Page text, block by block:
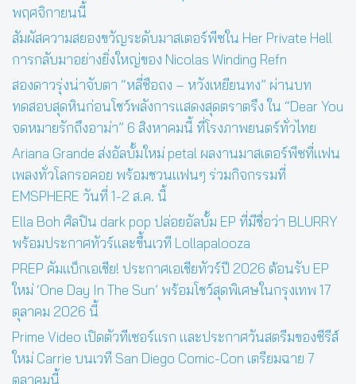
พฤศจิกายนนี้
สัมผัสความสยองขวัญระดับมาสเตอร์พีซใน Her Private Hell
การกลับมาอย่างยิ่งใหญ่ของ Nicolas Winding Refn
สองดาวรุ่งน่าจับตา “หลี่ซือถง – หวังเหยียนทง” ผ่านบท
ทดสอบสุดหินก่อนโชว์พลังการแสดงสุดตราตรึง ใน “Dear You
จดหมายรักถึงอาม่า” 6 สิงหาคมนี้ ที่โรงภาพยนตร์ทั่วไทย
Ariana Grande ส่งอัลบั้มใหม่ petal ผลงานมาสเตอร์พีซที่แฟน
เพลงทั่วโลกรอคอย พร้อมชวนแฟนๆ ร่วมกิจกรรมที่
EMSPHERE วันที่ 1-2 ส.ค. นี้
Ella Boh ศิลปิน dark pop ปล่อยอัลบั้ม EP ที่มีชื่อว่า BLURRY
พร้อมประกาศทัวร์และขึ้นเวที Lollapalooza
PREP คัมแบ็กเอเชีย! ประกาศเอเชียทัวร์ปี 2026 ต้อนรับ EP
ใหม่ ‘One Day In The Sun’ พร้อมโชว์สุดพิเศษในกรุงเทพ 17
ตุลาคม 2026 นี้
Prime Video เปิดตัวทีเซอร์แรก และประกาศวันสตรีมของซีรีส์
ใหม่ Carrie บนเวที San Diego Comic-Con เตรียมฉาย 7
ตุลาคมนี้